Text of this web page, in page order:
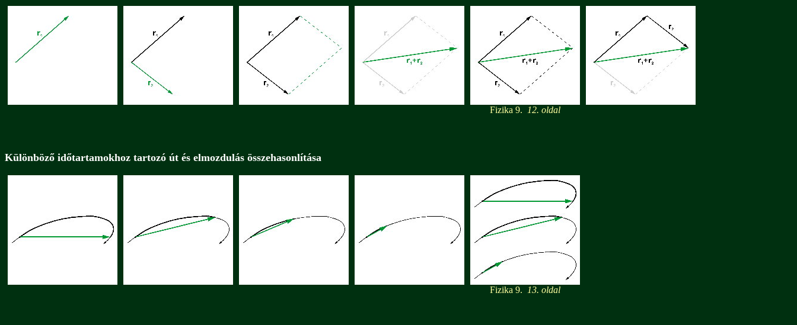
Fizika 9. 12. oldal
Különböző időtartamokhoz tartozó út és elmozdulás összehasonlítása
Fizika 9. 13. oldal